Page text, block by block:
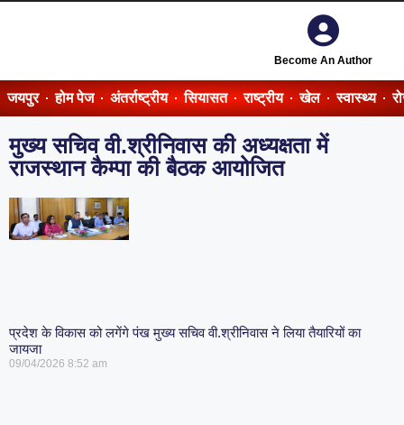
Become An Author
जयपुर होम पेज अंतर्राष्ट्रीय सियासत राष्ट्रीय खेल स्वास्थ्य
मुख्य सचिव वी.श्रीनिवास की अध्यक्षता में
राजस्थान कैम्पा की बैठक आयोजित
प्रदेश के विकास को लगेंगे पंख मुख्य सचिव वी.श्रीनिवास ने लिया तैयारियों का
जायजा
09/04/2026 8:52 am